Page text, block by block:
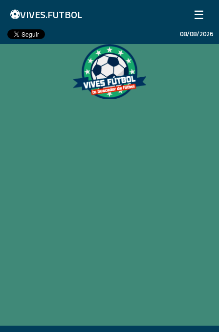
⚽VIVES.FUTBOL ☰
Inicio
08/08/2026